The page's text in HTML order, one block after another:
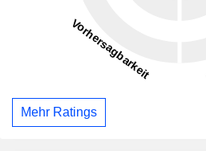
Mehr Ratings